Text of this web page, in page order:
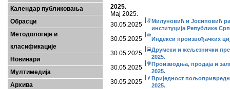
Календар публиковања
Обрасци
Методологије и
класификације
Новинари
Мултимедија
Архива
2025.
Мај 2025.
30.05.2025
Милуновић и Јосиповић
институција Републике
30.05.2025 Индекси произвођачких
30.05.2025
Друмски и жељезнички
2025.
30.05.2025
Производња, продаја и
2025.
30.05.2025
Вриједност
2025.